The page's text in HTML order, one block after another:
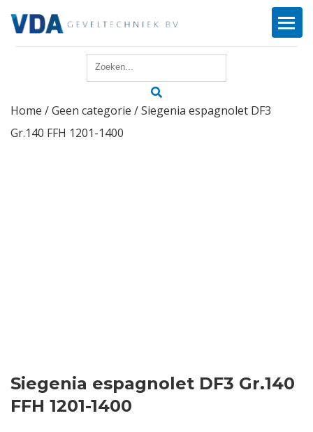
Reparatie
Login
Home /Geen categorie / Siegenia espagnolet DF3
Gr.140 FFH 1201-1400
Siegenia espagnolet DF3 Gr.140
FFH 1201-1400